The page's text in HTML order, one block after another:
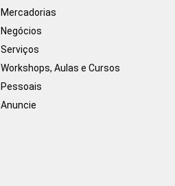
Mercadorias
Negócios
Serviços
Workshops, Aulas e Cursos
Pessoais
Anuncie